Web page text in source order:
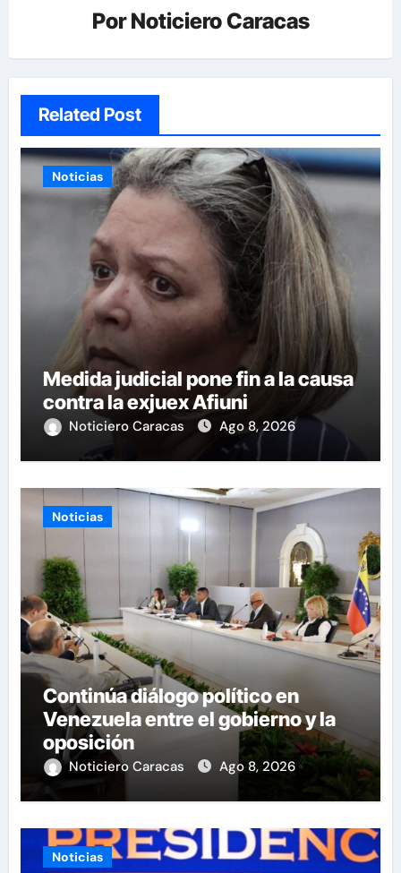
PorNoticiero Caracas
Related Post
Noticias
Medida judicial pone fin a la causa
contra la exjuex Afiuni
Noticiero Caracas Ago 8, 2026
Noticias
Continúa diálogo político en
Venezuela entre el gobierno y la
oposición
Noticiero Caracas Ago 8, 2026
Noticias